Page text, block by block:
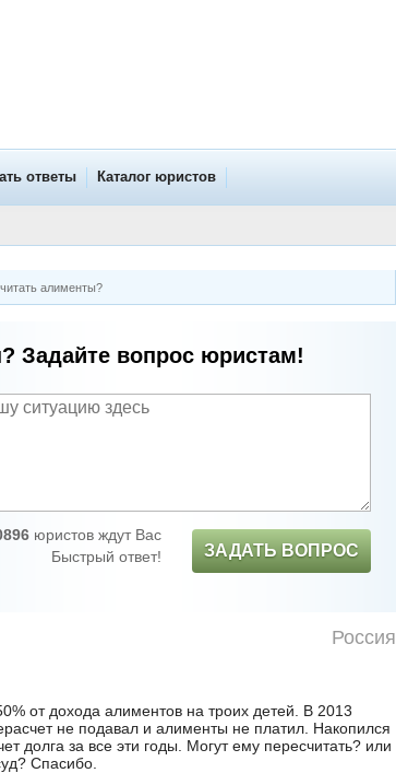
ответы Каталог юристов
алименты?
Задайте вопрос юристам!
юристов ждут Вас
Быстрый ответ!
ЗАДАТЬ ВОПРОС
Россия
от дохода алиментов на троих детей. В 2013
не подавал и алименты не платил. Накопился
долга за все эти годы. Могут ему пересчитать? или
Спасибо.